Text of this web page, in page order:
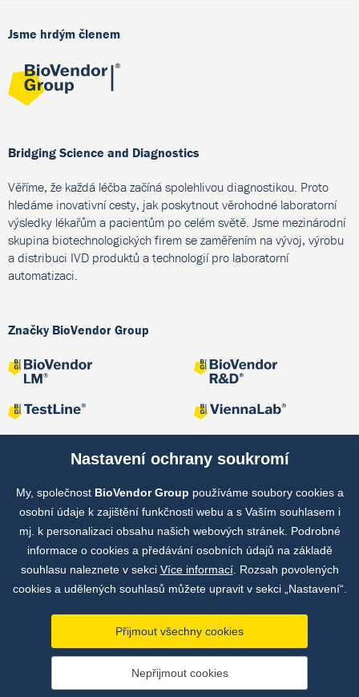
Jsme hrdým členem
Bridging Science and Diagnostics
Věříme, že každá léčba začíná spolehlivou diagnostikou. Proto
hledáme inovativní cesty, jak poskytnout věrohodné laboratorní
výsledky lékařům a pacientům po celém světě. Jsme mezinárodní
skupina biotechnologických firem se zaměřením na vývoj, výrobu
a distribuci IVD produktů a technologií pro laboratorní
automatizaci.
Značky BioVendor Group
Společné projekty
Copyright © by BioVendor Group 2026
Nastavení ochrany soukromí
My, společnost BioVendor Group používáme soubory cookies a
osobní údaje k zajištění funkčnosti webu a s Vaším souhlasem i
mj. k personalizaci obsahu našich webových stránek. Podrobné
informace o cookies a předávání osobních údajů na základě
souhlasu naleznete v sekci Více informací. Rozsah povolených
cookies a udělených souhlasů můžete upravit v sekci „Nastavení“.
Přijmout všechny cookies
Nepřijmout cookies